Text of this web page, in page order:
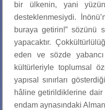
bir ülkenin, yani
desteklenmesiydi.
buraya getirin!” sözünü
yapacaktır.
eden ve sözde yabancı
kültürleriyle toplumsal
yapısal sınırları
hâline getirildiklerine
endam aynasındaki